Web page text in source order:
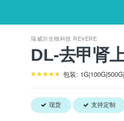
瑞威尔生物科技 REVERE
DL-去甲肾
包装:
现货 支持定制